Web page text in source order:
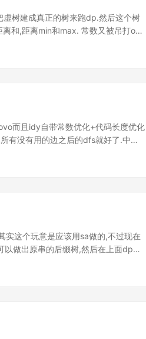
树建成真正的树来跑dp.然后这个树
和,距离min和max. 常数又被吊打ovo
而且idy自带常数优化+代码长度优化
有没有用的边之后的dfs就好了.中间
说的了ovo Upd:早上起来脑洞一开发
这个玩意是应该用sa做的,不过现在
做出原串的后缀树,然后在上面dp一
倒过来建sam,它的parent树就是原串